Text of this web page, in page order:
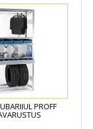
30
lisada
perfoseinu
abil saab
põhiosa
saab
ka
universaalse ja
on Tallinna
PROFF